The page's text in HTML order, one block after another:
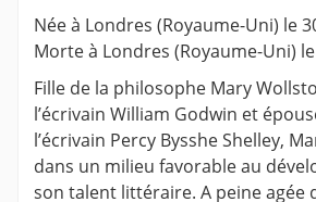
Née à Londres (Royaume-Uni) le
Morte à Londres (Royaume-Uni)
Fille de la philosophe Mary
l’écrivain William Godwin et
l’écrivain Percy Bysshe Shelley,
dans un milieu favorable au
son talent littéraire. A peine agée